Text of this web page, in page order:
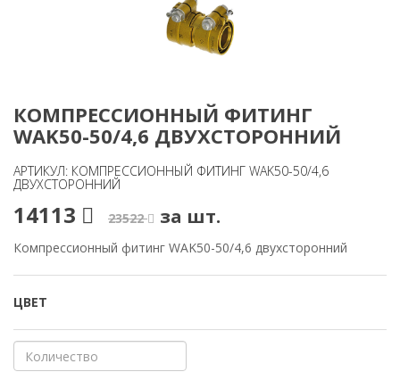
КОМПРЕССИОННЫЙ ФИТИНГ
WAK50-50/4,6 ДВУХСТОРОННИЙ
АРТИКУЛ: КОМПРЕССИОННЫЙ ФИТИНГ WAK50-50/4,6
ДВУХСТОРОННИЙ
14113 23522 за шт.
Компрессионный фитинг WAK50-50/4,6 двухсторонний
ЦВЕТ